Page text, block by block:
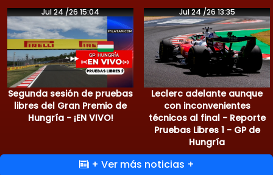
Jul 24 /26 15:04
Segunda sesión de pruebas
libres del Gran Premio de
Hungría - ¡EN VIVO!
Jul 24 /26 13:35
Leclerc adelante aunque
con inconvenientes
técnicos al final - Reporte
Pruebas Libres 1 - GP de
Hungría
+ Ver más noticias +